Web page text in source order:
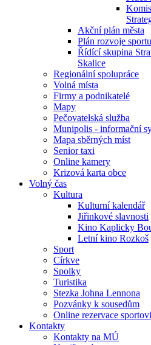
Akční plán města
Plán rozvoje sportu
Řídící skupina
Skalice
Regionální spolupráce
Volná místa
Firmy a podnikatelé
Mapy
Pečovatelská služba
Munipolis - informační
Mapa sběrných míst
Senior taxi
Online kamery
Krizová karta obce
Volný čas
Kultura
Kulturní kalendář
Jiřinkové slavnosti
Kino Kaplicky
Letní kino Rozkoš
Sport
Církve
Spolky
Turistika
Stezka Johna Lennona
Pozvánky k sousedům
Online rezervace
Kontakty
Kontakty na MÚ